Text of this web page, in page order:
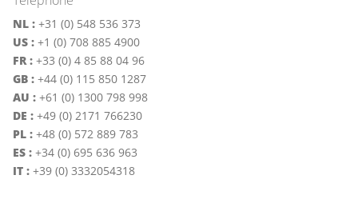
NL : +31 (0) 548 536 373
US : +1 (0) 708 885 4900
FR : +33 (0) 4 85 88 04 96
GB : +44 (0) 115 850 1287
AU : +61 (0) 1300 798 998
DE : +49 (0) 2171 766230
PL : +48 (0) 572 889 783
ES : +34 (0) 695 636 963
IT : +39 (0) 3332054318